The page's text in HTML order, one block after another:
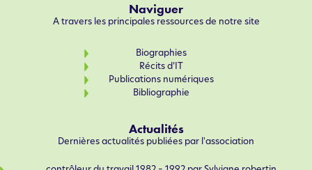
Naviguer
A travers les principales ressources de notre site
Biographies
Récits d’IT
Publications numériques
Bibliographie
Actualités
Dernières actualités publiées par l'association